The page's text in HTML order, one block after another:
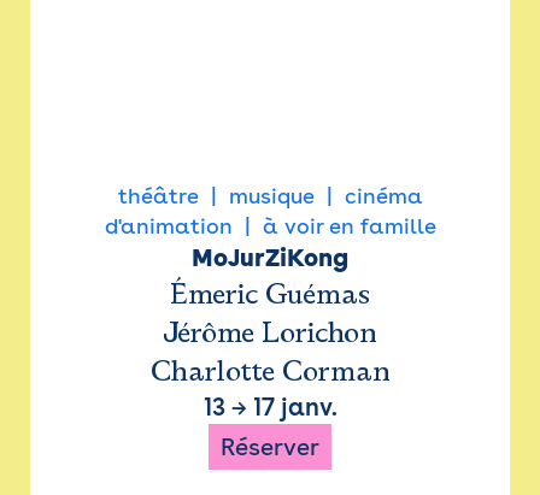
théâtre musique
cinéma
d'animation
à voir en famille
MoJurZiKong
Émeric Guémas
Jérôme Lorichon
Charlotte Corman
13→ 17 janv.
Réserver